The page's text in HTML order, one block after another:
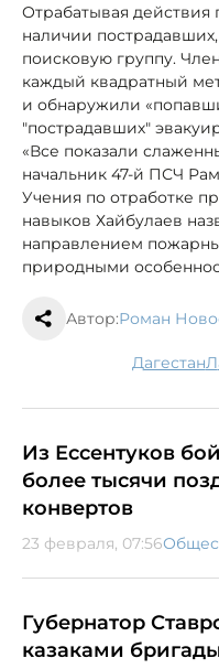
Отрабатывая
наличии
поисковую группу.
каждый квадратный
и обнаружили
"пострадавших"
«Все показали
начальник 47-й ПСЧ
Учения по отработке
навыков Хайбулаев
направлением
природными
Автор:Роман
Дагестан
Из Ессентуков
более тысячи
конвертов
23 февраля, 07:56
Губернатор
казаками